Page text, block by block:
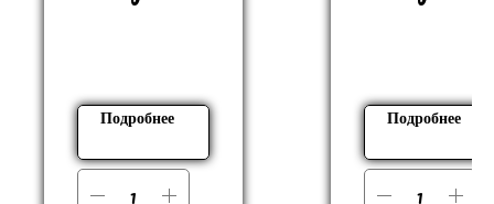
Подробнее Подробнее